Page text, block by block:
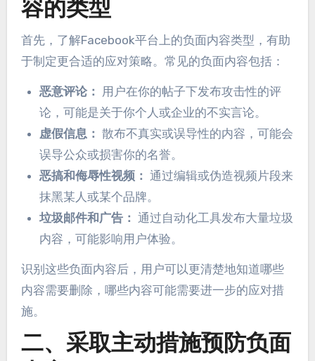
容的类型
首先，了解Facebook平台上的负面内容类型，有助
于制定更合适的应对策略。常见的负面内容包括：
恶意评论：
用户在你的帖子下发布攻击性的评
论，可能是关于你个人或企业的不实言论。
虚假信息： 散布不真实或误导性的内容，可能会
误导公众或损害你的名誉。
恶搞和侮辱性视频： 通过编辑或伪造视频片段来
抹黑某人或某个品牌。
垃圾邮件和广告： 通过自动化工具发布大量垃圾
内容，可能影响用户体验。
识别这些负面内容后，用户可以更清楚地知道哪些
内容需要删除，哪些内容可能需要进一步的应对措
施。
二、采取主动措施预防负面